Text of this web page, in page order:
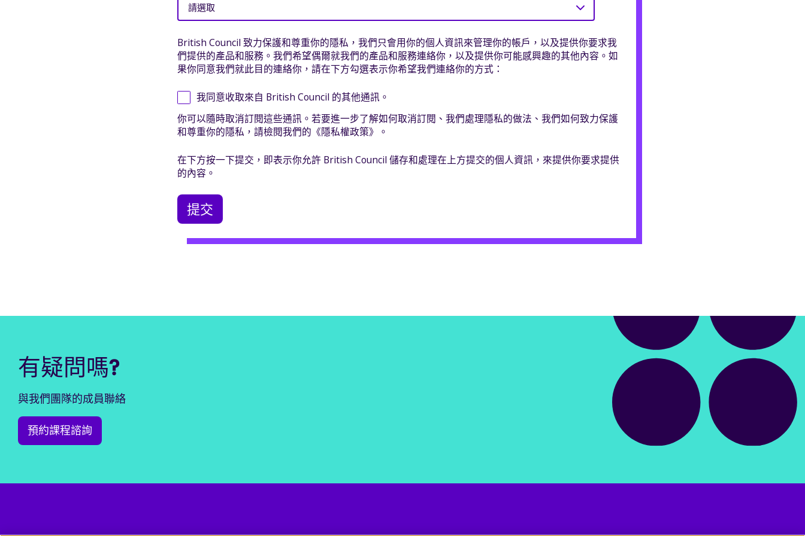
British Council 致力保護和尊重你的隱私，我們只會用你的個人資訊來管理你的帳戶，以及提供你要求我
們提供的產品和服務。我們希望偶爾就我們的產品和服務連絡你，以及提供你可能感興趣的其他內容。如
果你同意我們就此目的連絡你，請在下方勾選表示你希望我們連絡你的方式：
我同意收取來自 British Council 的其他通訊。
你可以隨時取消訂閱這些通訊。若要進一步了解如何取消訂閱、我們處理隱私的做法、我們如何致力保護
和尊重你的隱私，請檢閱我們的《隱私權政策》。
在下方按一下提交，即表示你允許 British Council 儲存和處理在上方提交的個人資訊，來提供你要求提供
的內容。
有疑問嗎?
與我們團隊的成員聯絡
預約課程諮詢